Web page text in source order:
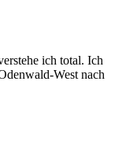
ich total. Ich
West nach